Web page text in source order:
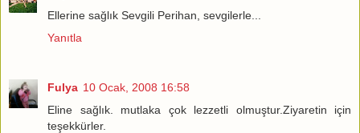
Ellerine sağlık Sevgili Perihan, sevgilerle...
Yanıtla
Fulya 10 Ocak, 2008 16:58
Eline sağlık. mutlaka çok lezzetli olmuştur.Ziyaretin için
teşekkürler.